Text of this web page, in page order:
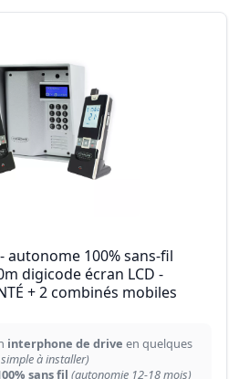
100% sans-fil
digicode écran LCD -
+ 2 combinés mobiles
interphone de drive en quelques
à installer)
sans fil (autonomie 12-18 mois)